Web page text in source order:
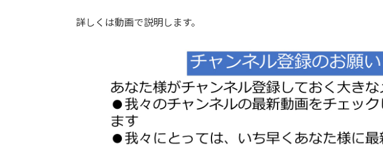
詳しくは動画で説明します。